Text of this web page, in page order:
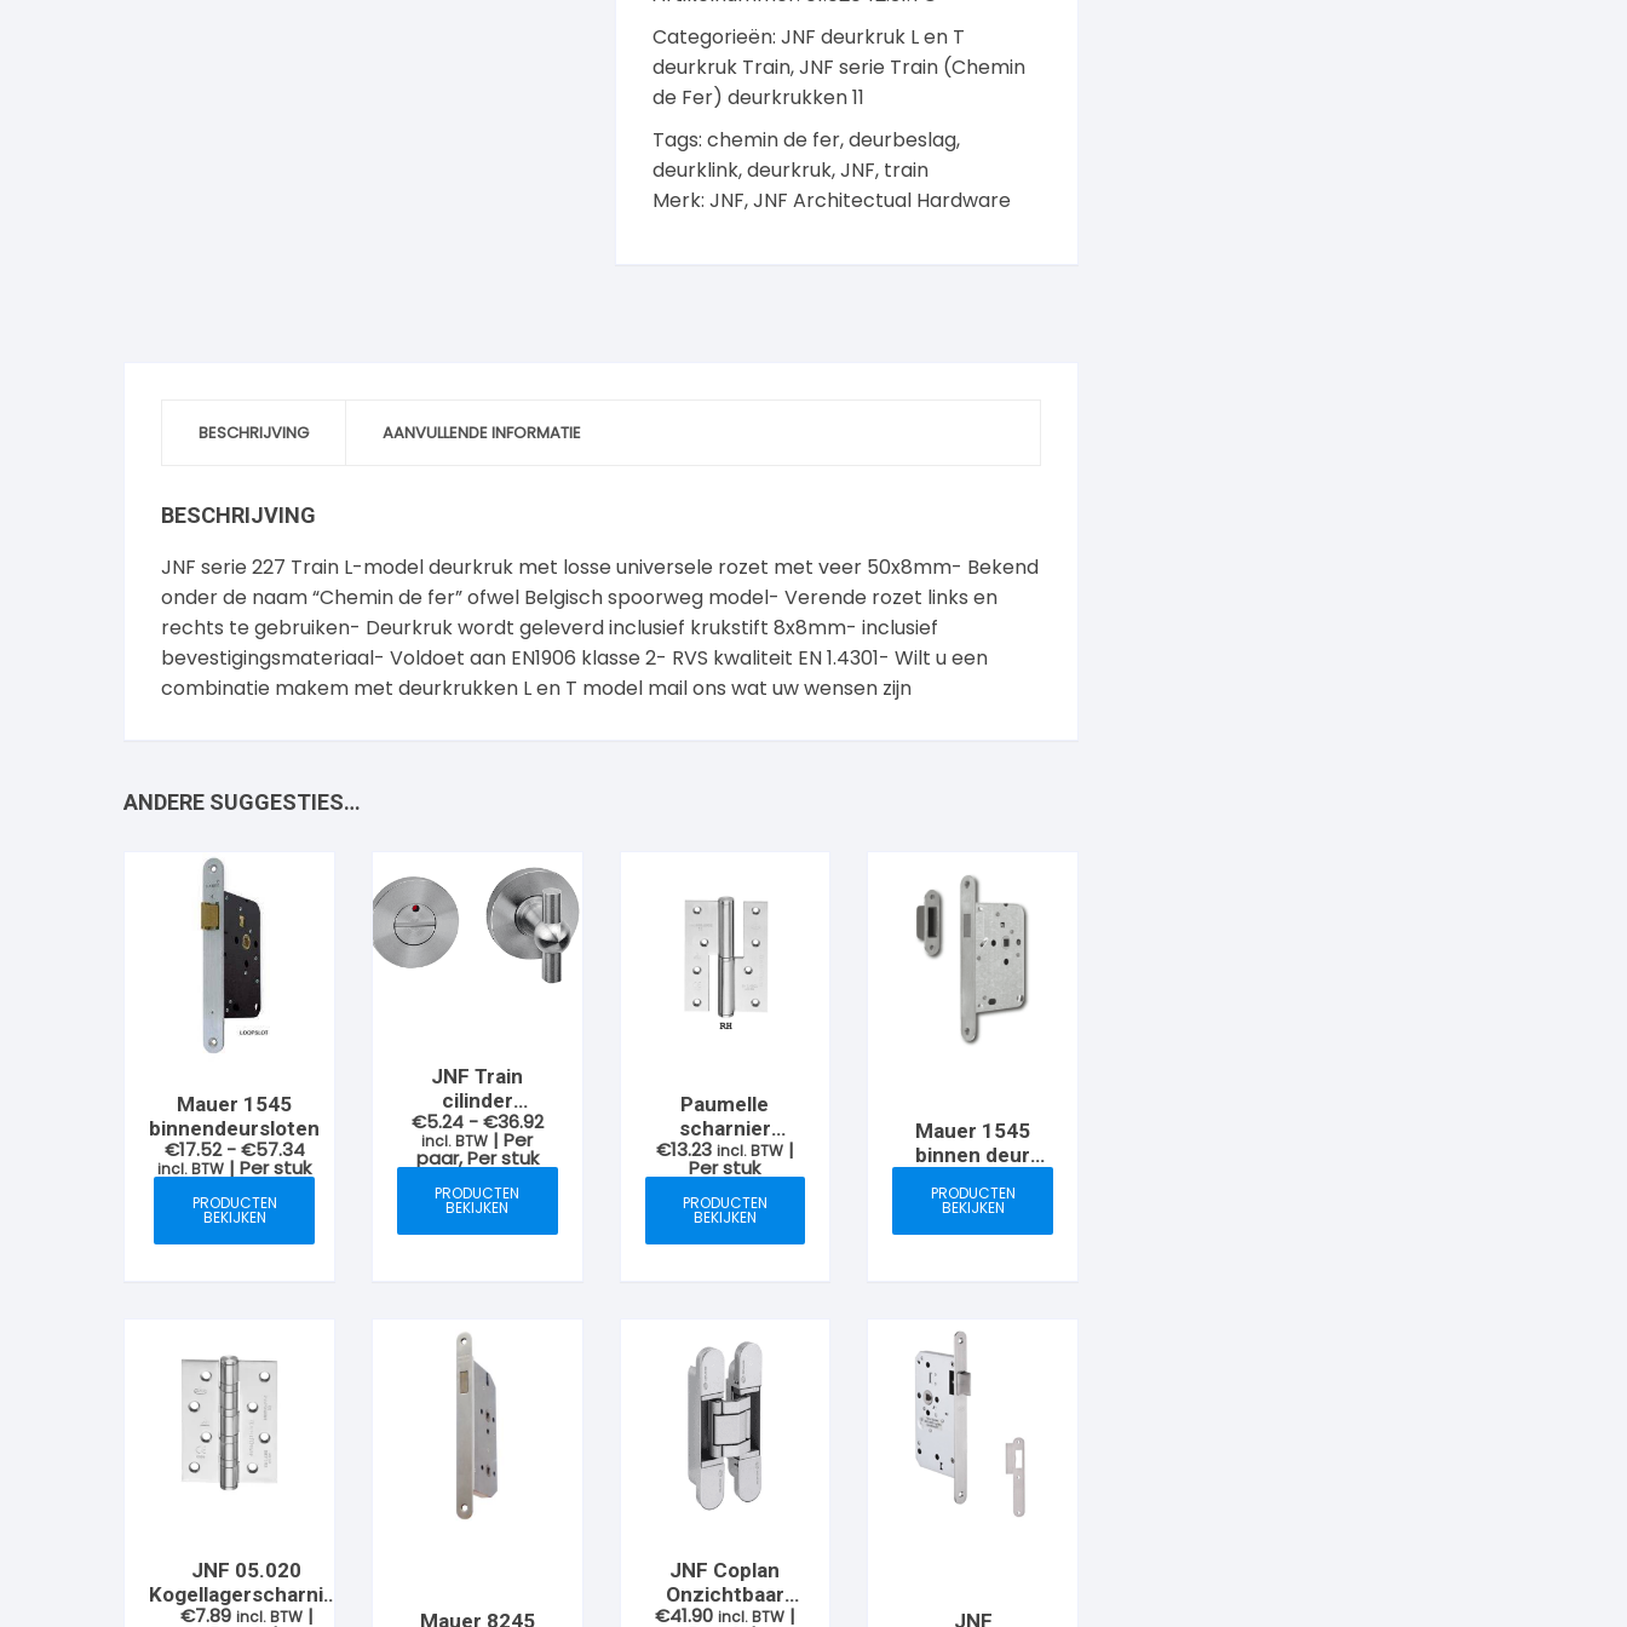
aantal
Categorieën:JNF deurkruk L en T
deurkruk Train,JNF serie Train (Chemin
de Fer) deurkrukken 11
Tags:chemin de fer,deurbeslag,
deurklink,deurkruk,JNF, train
Merk:JNF,JNF Architectual Hardware
BESCHRIJVING AANVULLENDE INFORMATIE
BESCHRIJVING
JNF serie 227 Train L-model deurkruk met losse universele rozet met veer 50x8mm- Bekend
onder de naam “Chemin de fer” ofwel Belgisch spoorweg model- Verende rozet links en
rechts te gebruiken- Deurkruk wordt geleverd inclusief krukstift 8x8mm- inclusief
bevestigingsmateriaal- Voldoet aan EN1906 klasse 2- RVS kwaliteit EN 1.4301- Wilt u een
combinatie makem met deurkrukken L en T model mail ons wat uw wensen zijn
ANDERE SUGGESTIES…
Mauer 1545
binnendeursloten
€17.52 - €57.34Prijsklasse:
€17.52
tot
incl. BTW | Per stuk
PRODUCTEN
BEKIJKEN
JNF Train
cilinder
sleutelrozet en
vrij/bezet
€5.24 - €36.92Prijsklasse:
€36.92
incl. BTW | Per
paar, Per stuk
PRODUCTEN
BEKIJKEN
Paumelle
scharnier
89x120mm RVS
€13.23 incl. BTW |
Per stuk
PRODUCTEN
BEKIJKEN
Mauer 1545
binnen deur
magnetische
PRODUCTEN
BEKIJKEN
JNF 05.020
Kogellagerscharnier
75x100x3mm, RVS-
€7.89 incl. BTW |
Mauer 8245
JNF Coplan
Onzichtbaar
scharnier
€41.90 incl. BTW |
JNF